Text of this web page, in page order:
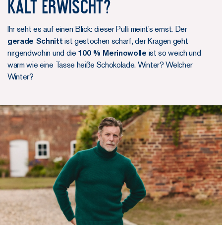
Kalt erwischt?
Ihr seht es auf einen Blick: dieser Pulli meint’s ernst. Der
gerade Schnitt ist gestochen scharf, der Kragen geht
nirgendwohin und die 100 % Merinowolle ist so weich und
warm wie eine Tasse heiße Schokolade. Winter? Welcher
Winter?